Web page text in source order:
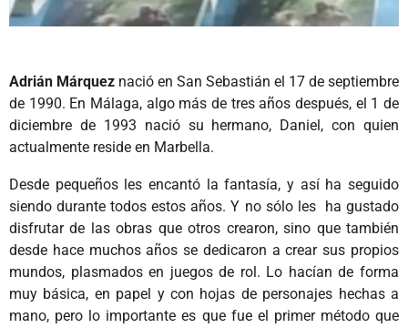
Adrián Márquez nació en San Sebastián el 17 de septiembre
de 1990. En Málaga, algo más de tres años después, el 1 de
diciembre de 1993 nació su hermano, Daniel, con quien
actualmente reside en Marbella.
Desde pequeños les encantó la fantasía, y así ha seguido
siendo durante todos estos años. Y no sólo les ha gustado
disfrutar de las obras que otros crearon, sino que también
desde hace muchos años se dedicaron a crear sus propios
mundos, plasmados en juegos de rol. Lo hacían de forma
muy básica, en papel y con hojas de personajes hechas a
mano, pero lo importante es que fue el primer método que